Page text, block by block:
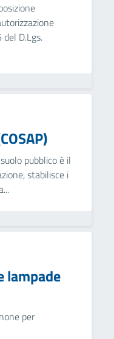
D.Lgs.
pubblico è il
stabilisce i
lampade
per